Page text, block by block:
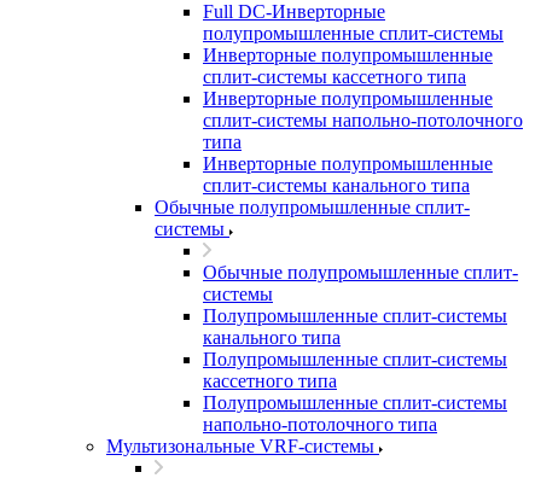
Full DC-Инверторные
полупромышленные сплит-системы
Инверторные полупромышленные
сплит-системы кассетного типа
Инверторные полупромышленные
сплит-системы напольно-потолочного
типа
Инверторные полупромышленные
сплит-системы канального типа
Обычные полупромышленные сплит-
системы
Обычные полупромышленные сплит-
системы
Полупромышленные сплит-системы
канального типа
Полупромышленные сплит-системы
кассетного типа
Полупромышленные сплит-системы
напольно-потолочного типа
Мультизональные VRF-системы